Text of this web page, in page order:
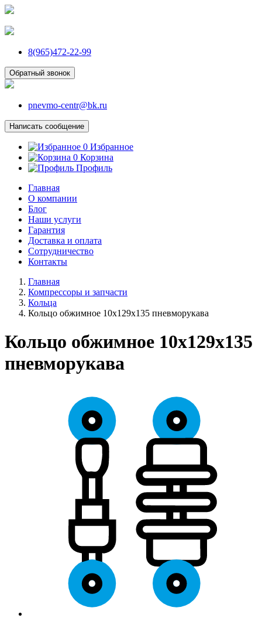
8(965)472-22-99
Обратный звонок
pnevmo-centr@bk.ru
Написать сообщение
0 Избранное
0 Корзина
Профиль
Главная
О компании
Блог
Наши услуги
Гарантия
Доставка и оплата
Сотрудничество
Контакты
Главная
Компрессоры и запчасти
Кольца
Кольцо обжимное 10х129х135 пневморукава
Кольцо обжимное 10х129х135
пневморукава